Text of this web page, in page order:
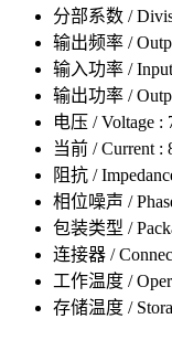
分部系数 /
输出频率 /
输入功率 /
输出功率 /
电压 / Voltage :
当前 / Current :
阻抗 /
相位噪声 /
包装类型 /
连接器 /
工作温度 /
存储温度 /